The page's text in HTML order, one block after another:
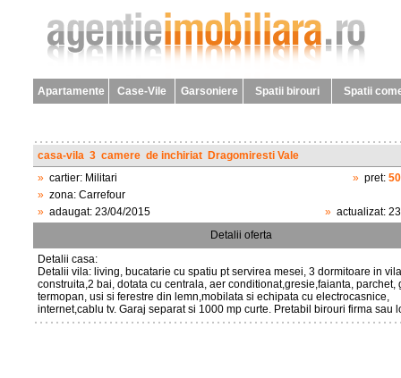
Apartamente Case-Vile Garsoniere Spatii birouri Spatii
casa-vila 3 camere de inchiriat Dragomiresti Vale
» cartier: Militari
» zona: Carrefour
» adaugat: 23/04/2015
» pret:
» actualizat:
Detalii oferta
Detalii casa:
Detalii vila: living, bucatarie cu spatiu pt servirea mesei, 3 dormitoare in
construita,2 bai, dotata cu centrala, aer conditionat,gresie,faianta, parchet,
termopan, usi si ferestre din lemn,mobilata si echipata cu electrocasnice,
internet,cablu tv. Garaj separat si 1000 mp curte. Pretabil birouri firma sau